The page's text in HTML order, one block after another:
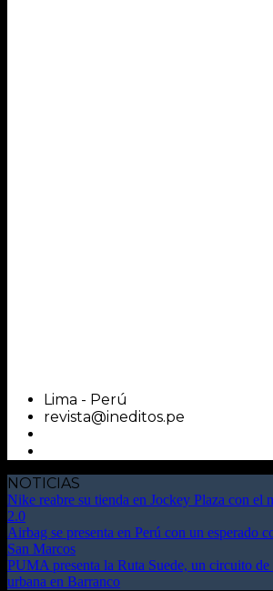
Lima - Perú
revista@ineditos.pe
NOTICIAS
Nike reabre su tienda en Jockey Plaza con el
2.0
Airbag se presenta en Perú con un esperado
San Marcos
PUMA presenta la Ruta Suede, un circuito
urbana en Barranco